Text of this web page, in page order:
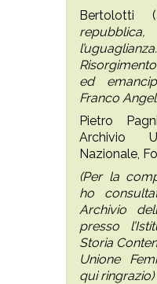
ed
Franco
Pietro
Archivio
Nazionale,
(Per la
ho
Archivio
presso
Storia
Unione
qui ringrazio)